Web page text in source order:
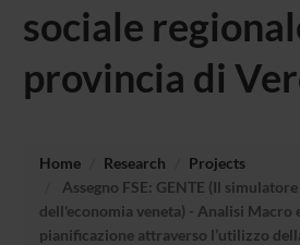
sociale
provincia di
Home Research
Projects
Assegno FSE: GENTE (Il
dell'economia veneta) - Analisi Macro
pianificazione attraverso l’utilizzo